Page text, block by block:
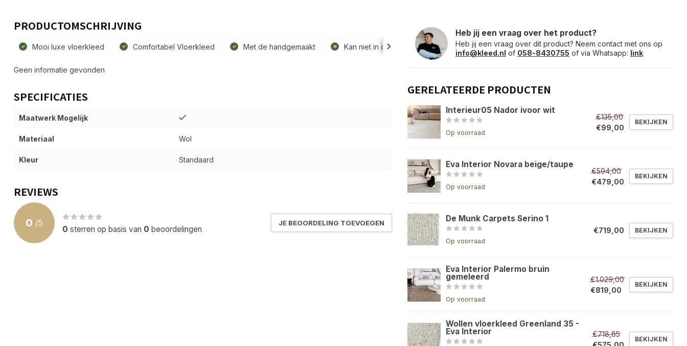
PRODUCTOMSCHRIJVING
Mooi luxe vloerkleed Comfortabel Vloerkleed Met de handgemaakt Kan niet in de wasmachine
Geen informatie gevonden
SPECIFICATIES
Maatwerk Mogelijk
Materiaal Wol
Kleur Standaard
REVIEWS
0 /5
0 sterren op basis van 0 beoordelingen
JE BEOORDELING TOEVOEGEN
Heb jij een vraag over het product?
Heb jij een vraag over dit product? Neem contact met ons op
info@kleed.nl of 058-8430755 of via Whatsapp: link
GERELATEERDE PRODUCTEN
Interieur05 Nador ivoor wit
Op voorraad
€135,00
€99,00
BEKIJKEN
Eva Interior Novara beige/taupe
Op voorraad
€594,00
€479,00
BEKIJKEN
De Munk Carpets Serino 1
Op voorraad
€719,00 BEKIJKEN
Eva Interior Palermo bruin
gemeleerd
Op voorraad
€1.029,00
€819,00
BEKIJKEN
Wollen vloerkleed Greenland 35 -
Eva Interior
€718,85
BEKIJKEN